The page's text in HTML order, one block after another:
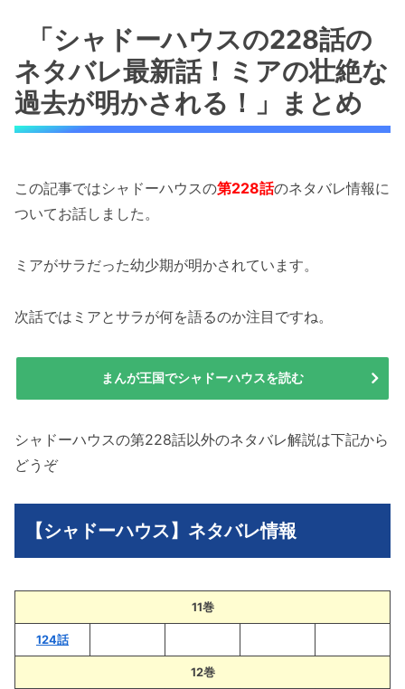
「シャドーハウスの228話の
ネタバレ最新話！ミアの壮絶な
過去が明かされる！」まとめ
この記事ではシャドーハウスの第228話のネタバレ情報に
ついてお話しました。
ミアがサラだった幼少期が明かされています。
次話ではミアとサラが何を語るのか注目ですね。
まんが王国でシャドーハウスを読む
シャドーハウスの第228話以外のネタバレ解説は下記から
どうぞ
【シャドーハウス】ネタバレ情報
11巻
124話
12巻